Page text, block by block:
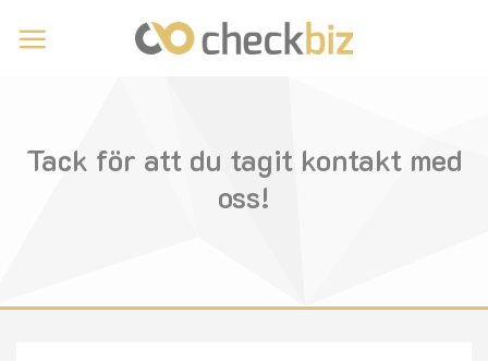
Tack för att du tagit kontakt med
oss!